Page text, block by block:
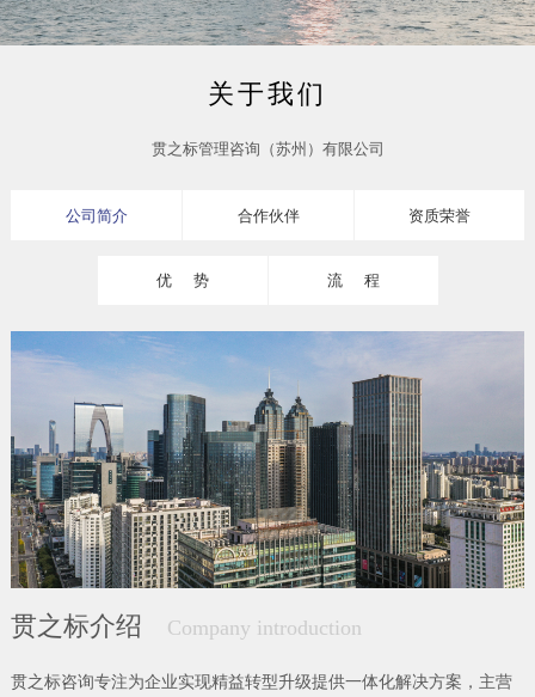
关于我们
贯之标管理咨询（苏州）有限公司
公司简介 合作伙伴 资质荣誉
优 势 流 程
贯之标介绍 Company introduction
贯之标咨询专注为企业实现精益转型升级提供一体化解决方案，主营